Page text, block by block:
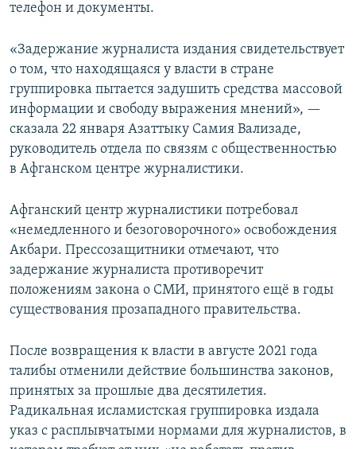
телефон и документы.
«Задержание журналиста издания свидетельствует
о том, что находящаяся у власти в стране
группировка пытается задушить средства массовой
информации и свободу выражения мнений», —
сказала 22 января Азаттыку Самия Вализаде,
руководитель отдела по связям с общественностью
в Афганском центре журналистики.
Афганский центр журналистики потребовал
«немедленного и безоговорочного» освобождения
Акбари. Прессозащитники отмечают, что
задержание журналиста противоречит
положениям закона о СМИ, принятого ещё в годы
существования прозападного правительства.
После возвращения к власти в августе 2021 года
талибы отменили действие большинства законов,
принятых за прошлые два десятилетия.
Радикальная исламистская группировка издала
указ с расплывчатыми нормами для журналистов, в